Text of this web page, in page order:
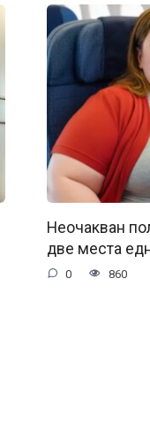
Неочакван
две места
0 860